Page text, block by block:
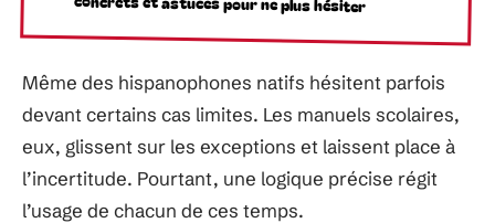
Même des hispanophones natifs hésitent parfois
devant certains cas limites. Les manuels scolaires,
eux, glissent sur les exceptions et laissent place à
l’incertitude. Pourtant, une logique précise régit
l’usage de chacun de ces temps.